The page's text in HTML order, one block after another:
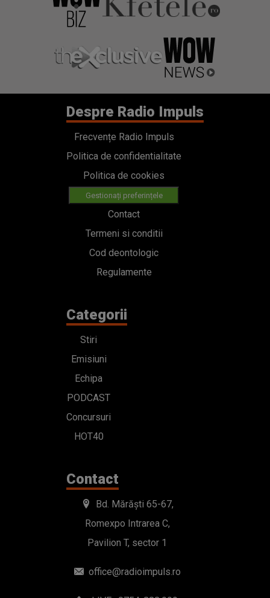
Despre Radio Impuls
Frecvențe Radio Impuls
Politica de confidentialitate
Politica de cookies
Gestionați preferințele
Contact
Termeni si conditii
Cod deontologic
Regulamente
Categorii
Stiri
Emisiuni
Echipa
PODCAST
Concursuri
HOT40
Contact
Bd. Mărăști 65-67,
Romexpo Intrarea C,
Pavilion T, sector 1
office@radioimpuls.ro